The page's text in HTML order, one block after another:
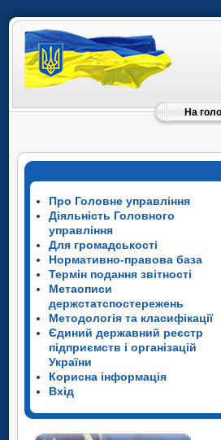
На
Про Головне управління
Діяльність Головного
управління
Для громадськості
Нормативно-правова база
Термін подання звітності
Метаописи
держстатспостережень
Методологія та класифікації
Єдиний державний реєстр
підприємств і організацій
України
Корисна інформація
Вхід